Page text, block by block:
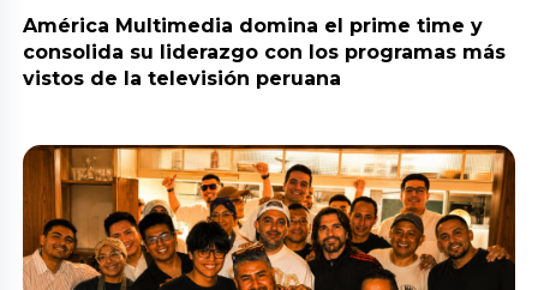
América Multimedia domina el prime time y
consolida su liderazgo con los programas más
vistos de la televisión peruana